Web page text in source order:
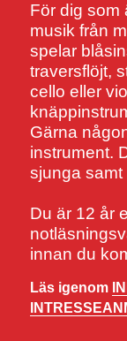
För dig som
musik från
spelar
traversflöjt,
cello eller
Gärna
instrument.
sjunga
Du är 12 år
innan du
Läs igenom